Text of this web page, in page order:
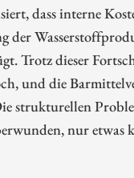
dass interne
der
Trotz dieser
und die
strukturellen
nur etwas